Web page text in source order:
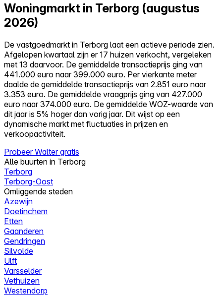
Alles-in-één
Reviews
Prijzen
Log in
Probeer Walter gratis
Woningmarkt in Terborg (augustus
2026)
De vastgoedmarkt in Terborg laat een actieve periode zien.
Afgelopen kwartaal zijn er 17 huizen verkocht, vergeleken
met 13 daarvoor. De gemiddelde transactieprijs ging van
441.000 euro naar 399.000 euro. Per vierkante meter
daalde de gemiddelde transactieprijs van 2.851 euro naar
3.353 euro. De gemiddelde vraagprijs ging van 427.000
euro naar 374.000 euro. De gemiddelde WOZ-waarde van
dit jaar is 5% hoger dan vorig jaar. Dit wijst op een
dynamische markt met fluctuaties in prijzen en
verkoopactiviteit.
Probeer Walter gratis
Alle buurten in Terborg
Terborg
Terborg-Oost
Omliggende steden
Azewijn
Doetinchem
Etten
Gaanderen
Gendringen
Silvolde
Ulft
Varsselder
Vethuizen
Westendorp